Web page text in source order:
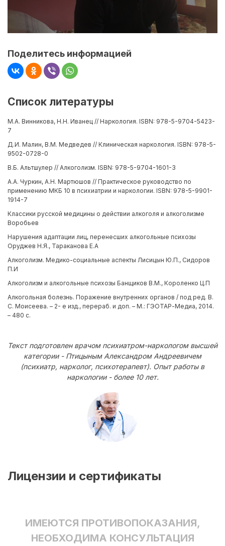
Поделитесь информацией
Список литературы
М.А. Винникова, Н.Н. Иванец // Наркология. ISBN: 978-5-9704-5423-
7
Д.И. Малин, В.М. Медведев // Клиническая наркология. ISBN: 978-5-
9502-0728-0
В.Б. Альтшулер // Алкоголизм. ISBN: 978-5-9704-1601-3
А.А. Чуркин, А.Н. Мартюшов // Практическое руководство по
применению МКБ 10 в психиатрии и наркологии. ISBN: 978-5-9901-
1914-7
Классики русской медицины о действии алкоголя и алкоголизме
Воробьев
Нарушения адаптации лиц, перенесших алкогольные психозы
Оруджев Н.Я., Тараканова Е.А
Алкоголизм. Медико-социальные аспекты Лисицын Ю.П., Сидоров
П.И
Алкоголизм и алкогольные психозы Банщиков В.М., Короленко Ц.П
Алкогольная болезнь. Поражение внутренних органов / под ред. В.
С. Моисеева. – 2- е изд., перераб. и доп. – М.: ГЭОТАР-Медиа, 2014.
– 480 с.
Текст подготовлен врачом психиатром-наркологом высшей
категории - Птицыным Александром Андреевичем
(психиатр, нарколог, психотерапевт). Опыт работы в
наркологии - более 10 лет.
Лицензии и сертификаты
ИМЕЮТСЯ ПРОТИВОПОКАЗАНИЯ,
НЕОБХОДИМА КОНСУЛЬТАЦИЯ